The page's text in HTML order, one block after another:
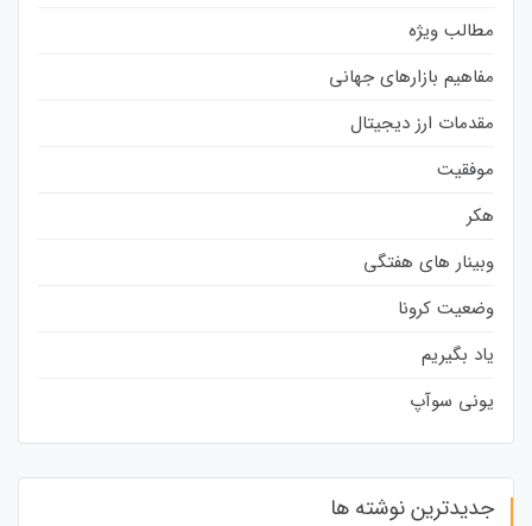
مطالب ویژه
مفاهیم بازارهای جهانی
مقدمات ارز دیجیتال
موفقیت
هکر
وبینار های هفتگی
وضعیت کرونا
یاد بگیریم
یونی سوآپ
جدیدترین نوشته ها